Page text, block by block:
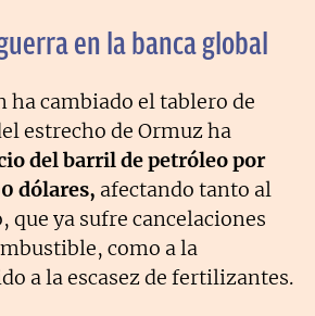
en la banca global
ha cambiado el tablero de
estrecho de Ormuzha
del barril de petróleo por
dólares, afectando tanto al
que ya sufre cancelaciones
como a la
a la escasez de fertilizantes.